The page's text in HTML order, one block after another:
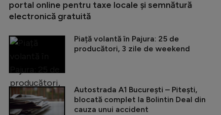
portal online pentru taxe locale și semnătură
electronică gratuită
Piață volantă în Pajura: 25 de
producători, 3 zile de weekend
Autostrada A1 București – Pitești,
blocată complet la Bolintin Deal din
cauza unui accident